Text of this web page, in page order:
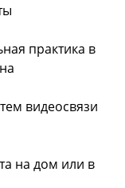
практика в
видеосвязи
на дом или в